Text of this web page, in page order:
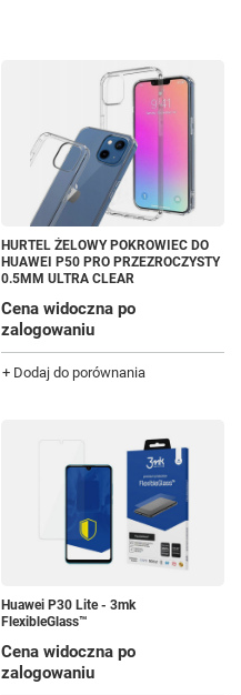
HURTEL ŻELOWY POKROWIEC DO
HUAWEI P50 PRO PRZEZROCZYSTY
0.5MM ULTRA CLEAR
Cena widoczna po
zalogowaniu
+ Dodaj do porównania
Huawei P30 Lite - 3mk
FlexibleGlass™
Cena widoczna po
zalogowaniu